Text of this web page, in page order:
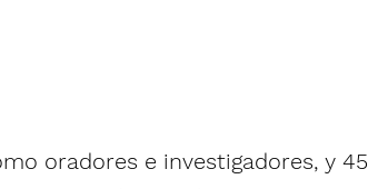
oradores e investigadores, y 45